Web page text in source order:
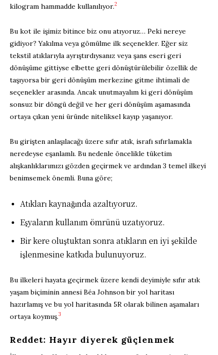
kilogram hammadde kullanılıyor.2
Bu kot ile işimiz bitince biz onu atıyoruz… Peki nereye
gidiyor? Yakılma veya gömülme ilk seçenekler. Eğer siz
tekstil atıklarıyla ayrıştırdıysanız veya şans eseri geri
dönüşüme gittiyse elbette geri dönüştürülebilir özellik de
taşıyorsa bir geri dönüşüm merkezine gitme ihtimali de
seçenekler arasında. Ancak unutmayalım ki geri dönüşüm
sonsuz bir döngü değil ve her geri dönüşüm aşamasında
ortaya çıkan yeni üründe niteliksel kayıp yaşanıyor.
Bu girişten anlaşılacağı üzere sıfır atık, israfı sıfırlamakla
neredeyse eşanlamlı. Bu nedenle öncelikle tüketim
alışkanlıklarımızı gözden geçirmek ve ardından 3 temel ilkeyi
benimsemek önemli. Buna göre;
Atıkları kaynağında azaltıyoruz.
Eşyaların kullanım ömrünü uzatıyoruz.
Bir kere oluştuktan sonra atıkların en iyi şekilde
işlenmesine katkıda bulunuyoruz.
Bu ilkeleri hayata geçirmek üzere kendi deyimiyle sıfır atık
yaşam biçiminin annesi Béa Johnson bir yol haritası
hazırlamış ve bu yol haritasında 5R olarak bilinen aşamaları
ortaya koymuş.3
Reddet: Hayır diyerek güçlenmek